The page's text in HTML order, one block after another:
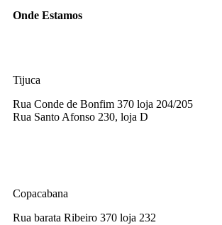
Onde Estamos
Tijuca
Rua Conde de Bonfim 370 loja 204/205
Rua Santo Afonso 230, loja D
Copacabana
Rua barata Ribeiro 370 loja 232